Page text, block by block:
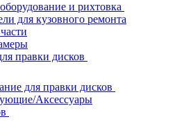
и рихтовка
для кузовного ремонта
правки дисков
для правки дисков
Аксессуары